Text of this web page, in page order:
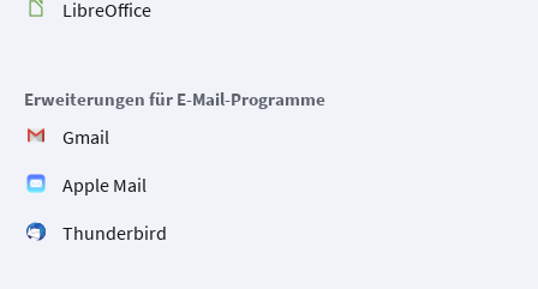
LibreOffice
Erweiterungen für E-Mail-Programme
Gmail
Apple Mail
Thunderbird